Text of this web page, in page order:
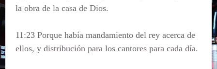
la obra de la casa de Dios.
11:23 Porque había mandamiento del rey acerca de
ellos, y distribución para los cantores para cada día.